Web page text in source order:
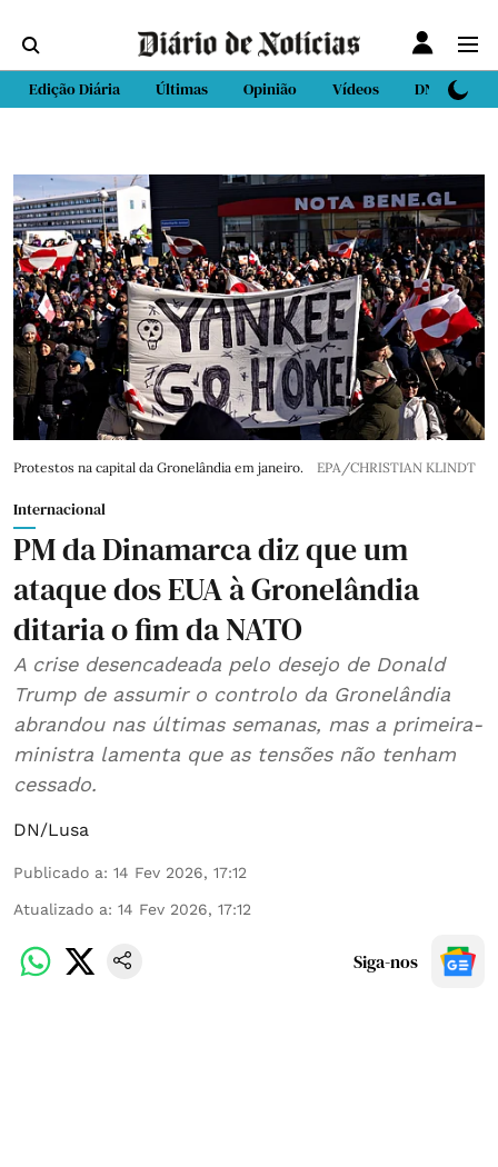
Edição Diária Últimas Opinião Vídeos DN Sport
Protestos na capital da Gronelândia em janeiro. EPA/CHRISTIAN KLINDT
Internacional
PM da Dinamarca diz que um
ataque dos EUA à Gronelândia
ditaria o fim da NATO
A crise desencadeada pelo desejo de Donald
Trump de assumir o controlo da Gronelândia
abrandou nas últimas semanas, mas a primeira-
ministra lamenta que as tensões não tenham
cessado.
DN/Lusa
Publicado a: 14 Fev 2026, 17:12
Atualizado a: 14 Fev 2026, 17:12
Siga-nos